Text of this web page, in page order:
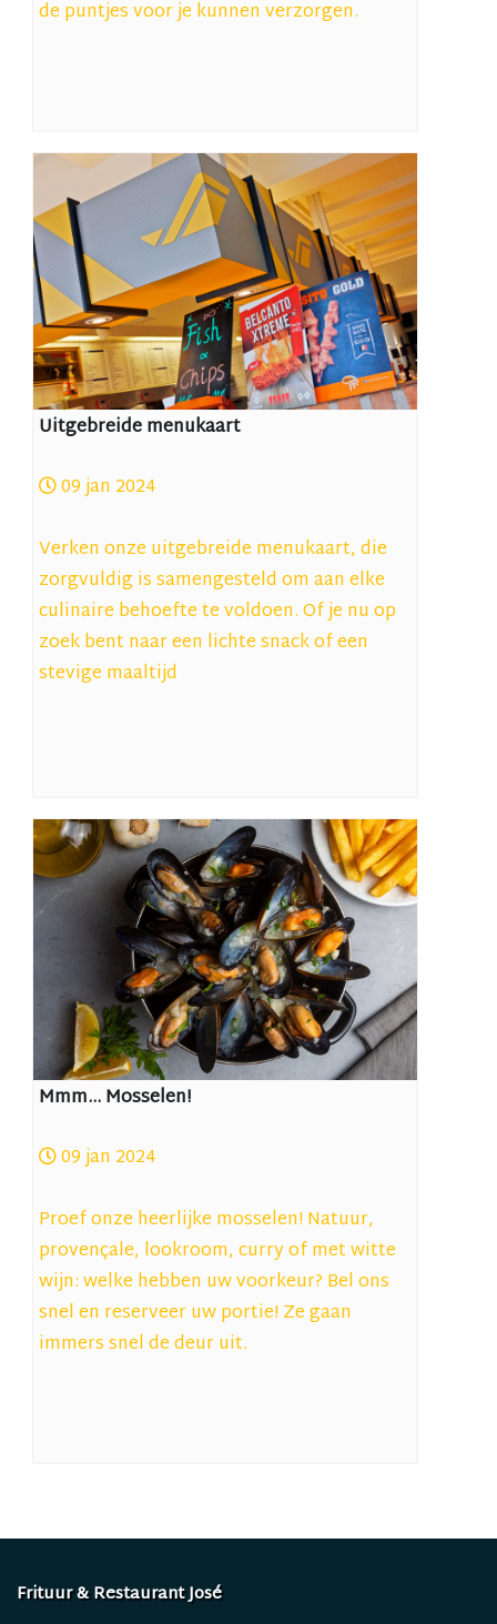
de puntjes voor je kunnen verzorgen.
Uitgebreide menukaart
09 jan 2024
Verken onze uitgebreide menukaart, die
zorgvuldig is samengesteld om aan elke
culinaire behoefte te voldoen. Of je nu op
zoek bent naar een lichte snack of een
stevige maaltijd
Mmm... Mosselen!
09 jan 2024
Proef onze heerlijke mosselen! Natuur,
provençale, lookroom, curry of met witte
wijn: welke hebben uw voorkeur? Bel ons
snel en reserveer uw portie! Ze gaan
immers snel de deur uit.
Frituur & Restaurant José